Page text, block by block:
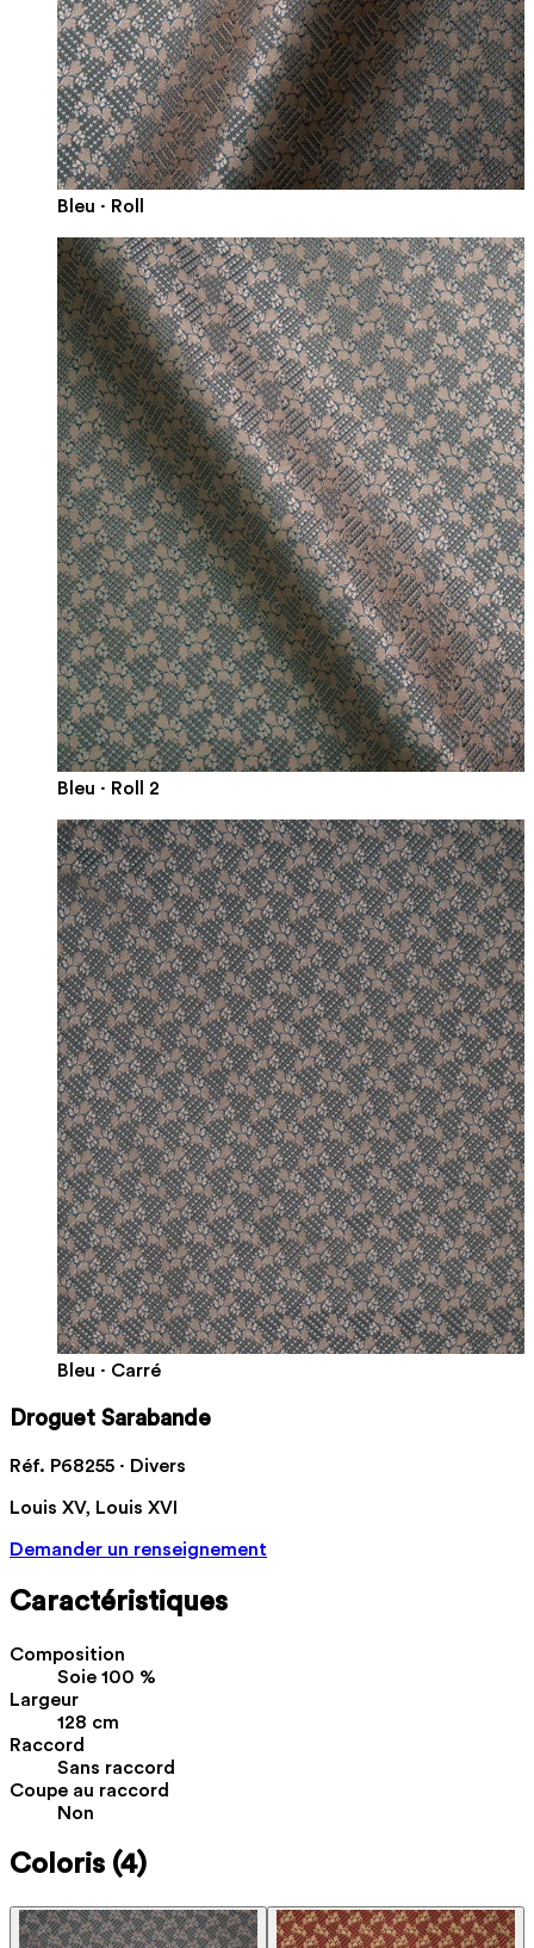
Bleu · Roll
Bleu · Roll 2
Bleu · Carré
Droguet Sarabande
Réf. P68255 · Divers
Louis XV, Louis XVI
Demander un renseignement
Caractéristiques
Composition
Soie 100 %
Largeur
128 cm
Raccord
Sans raccord
Coupe au raccord
Non
Coloris (4)